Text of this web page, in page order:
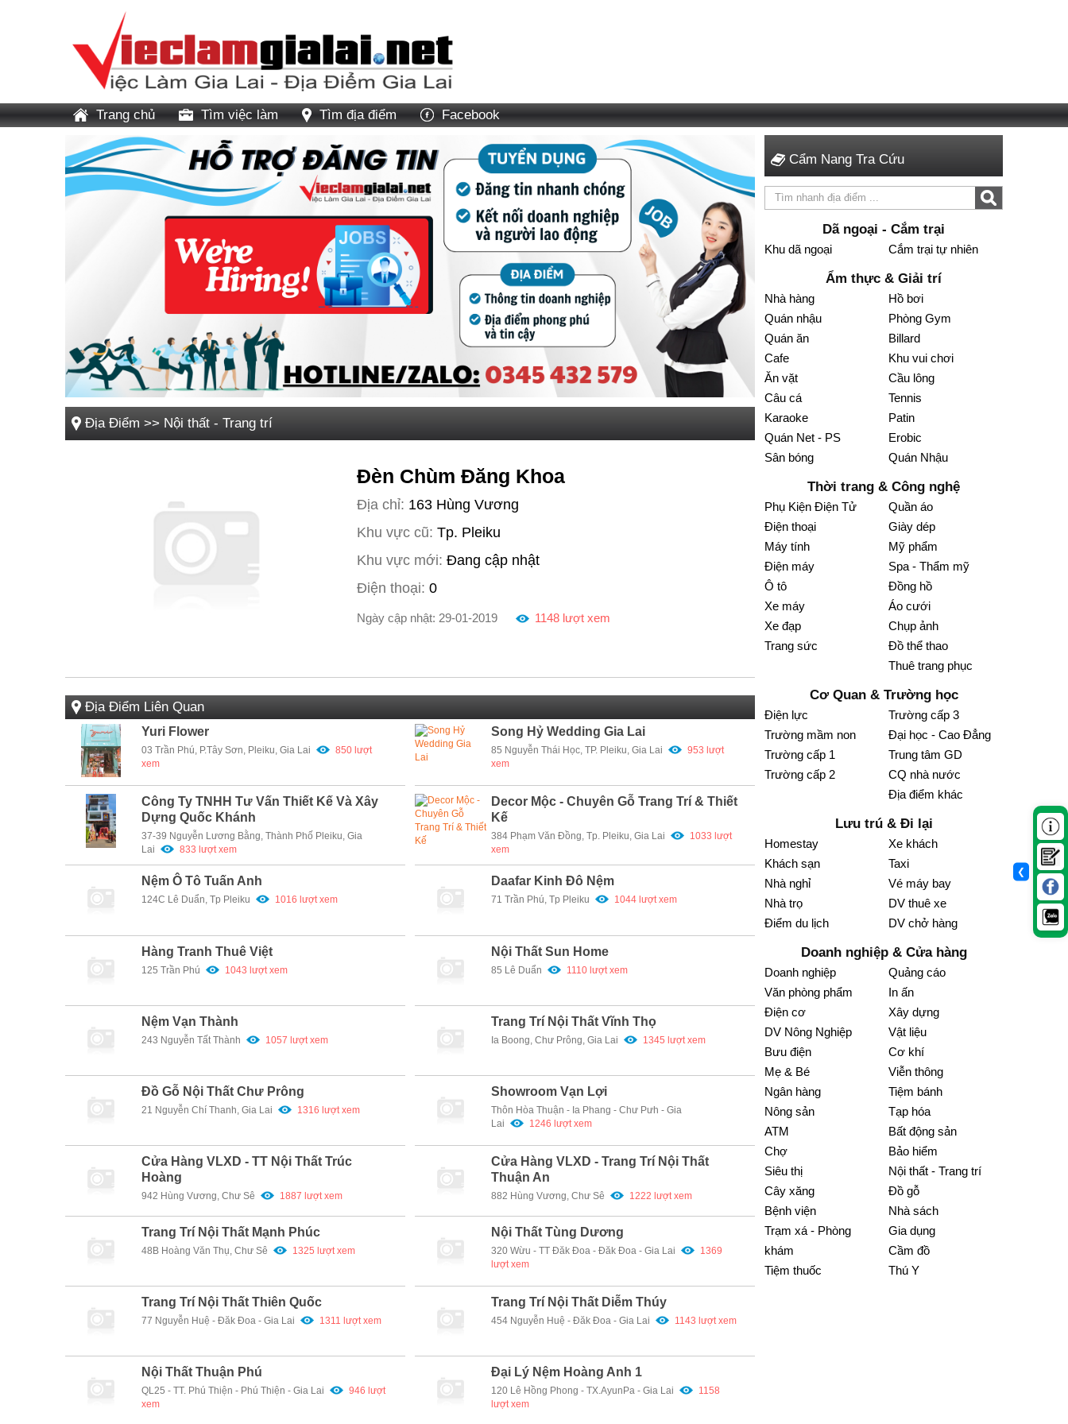
❮
Trang chủ Tìm việc làm Tìm địa điểm Facebook
Địa Điểm >> Nội thất - Trang trí
Đèn Chùm Đăng Khoa
Địa chỉ: 163 Hùng Vương
Khu vực cũ: Tp. Pleiku
Khu vực mới: Đang cập nhật
Điện thoại: 0
Ngày cập nhật: 29-01-2019 1148 lượt xem
Địa Điểm Liên Quan
Yuri Flower
03 Trần Phú, P.Tây Sơn, Pleiku, Gia Lai
850 lượt
xem
Song Hỷ Wedding Gia Lai
85 Nguyễn Thái Học, TP. Pleiku, Gia Lai
953 lượt
xem
Công Ty TNHH Tư Vấn Thiết Kế Và Xây
Dựng Quốc Khánh
37-39 Nguyễn Lương Bằng, Thành Phố Pleiku, Gia
Lai
833 lượt xem
Decor Mộc - Chuyên Gỗ Trang Trí & Thiết
Kế
384 Phạm Văn Đồng, Tp. Pleiku, Gia Lai
1033 lượt
xem
Nệm Ô Tô Tuấn Anh
124C Lê Duẩn, Tp Pleiku 1016 lượt xem
Daafar Kinh Đô Nệm
71 Trần Phú, Tp Pleiku 1044 lượt xem
Hàng Tranh Thuê Việt
125 Trần Phú 1043 lượt xem
Nội Thất Sun Home
85 Lê Duẩn 1110 lượt xem
Nệm Vạn Thành
243 Nguyễn Tất Thành 1057 lượt xem
Trang Trí Nội Thất Vĩnh Thọ
Ia Boong, Chư Prông, Gia Lai 1345 lượt xem
Đồ Gỗ Nội Thất Chư Prông
21 Nguyễn Chí Thanh, Gia Lai 1316 lượt xem
Showroom Vạn Lợi
Thôn Hòa Thuận - Ia Phang - Chư Pưh - Gia
Lai
1246 lượt xem
Cửa Hàng VLXD - TT Nội Thất Trúc
Hoàng
942 Hùng Vương, Chư Sê 1887 lượt xem
Cửa Hàng VLXD - Trang Trí Nội Thất
Thuận An
882 Hùng Vương, Chư Sê 1222 lượt xem
Trang Trí Nội Thất Mạnh Phúc
48B Hoàng Văn Thụ, Chư Sê 1325 lượt xem
Nội Thất Tùng Dương
320 Wừu - TT Đăk Đoa - Đăk Đoa - Gia Lai
1369
lượt xem
Trang Trí Nội Thất Thiên Quốc
77 Nguyễn Huệ - Đăk Đoa - Gia Lai 1311 lượt xem
Trang Trí Nội Thất Diễm Thúy
454 Nguyễn Huệ - Đăk Đoa - Gia Lai 1143 lượt xem
Nội Thất Thuận Phú
QL25 - TT. Phú Thiện - Phú Thiện - Gia Lai
946 lượt
xem
Đại Lý Nệm Hoàng Anh 1
120 Lê Hồng Phong - TX.AyunPa - Gia Lai
1158
lượt xem
Cẩm Nang Tra Cứu
Dã ngoại - Cắm trại
Khu dã ngoại Cắm trại tự nhiên
Ẩm thực & Giải trí
Nhà hàng
Quán nhậu
Quán ăn
Cafe
Ăn vặt
Câu cá
Karaoke
Quán Net - PS
Sân bóng
Hồ bơi
Phòng Gym
Billard
Khu vui chơi
Cầu lông
Tennis
Patin
Erobic
Quán Nhậu
Thời trang & Công nghệ
Phụ Kiện Điện Tử
Điện thoại
Máy tính
Điện máy
Ô tô
Xe máy
Xe đạp
Trang sức
Quần áo
Giày dép
Mỹ phẩm
Spa - Thẩm mỹ
Đồng hồ
Áo cưới
Chụp ảnh
Đồ thể thao
Thuê trang phục
Cơ Quan & Trường học
Điện lực
Trường mầm non
Trường cấp 1
Trường cấp 2
Trường cấp 3
Đại học - Cao Đẳng
Trung tâm GD
CQ nhà nước
Địa điểm khác
Lưu trú & Đi lại
Homestay
Khách sạn
Nhà nghỉ
Nhà trọ
Điểm du lịch
Xe khách
Taxi
Vé máy bay
DV thuê xe
DV chở hàng
Doanh nghiệp & Cửa hàng
Doanh nghiệp
Văn phòng phẩm
Điện cơ
DV Nông Nghiệp
Bưu điện
Mẹ & Bé
Ngân hàng
Nông sản
ATM
Chợ
Siêu thị
Cây xăng
Bệnh viện
Trạm xá - Phòng
khám
Tiệm thuốc
Quảng cáo
In ấn
Xây dựng
Vật liệu
Cơ khí
Viễn thông
Tiệm bánh
Tạp hóa
Bất động sản
Bảo hiểm
Nội thất - Trang trí
Đồ gỗ
Nhà sách
Gia dụng
Cầm đồ
Thú Y